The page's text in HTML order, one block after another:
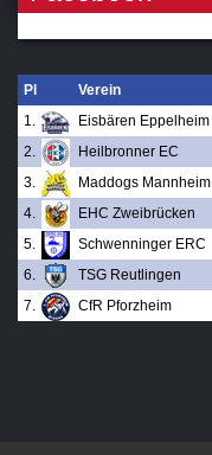
Pl Verein
1.
Eisbären Eppelheim
2.
Heilbronner EC
3.
Maddogs Mannheim
4.
EHC Zweibrücken
5.
Schwenninger ERC
6.
TSG Reutlingen
7.
CfR Pforzheim